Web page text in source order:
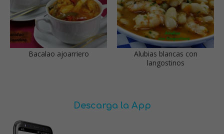
Bacalao ajoarriero
Alubias blancas con
langostinos
Descarga la App